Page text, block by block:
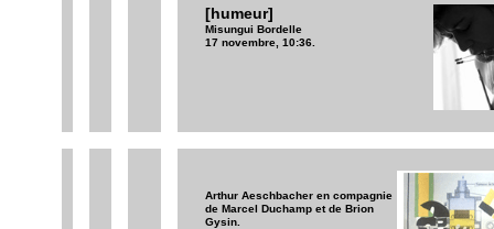
[humeur]
Misungui Bordelle
17 novembre, 10:36.
Arthur Aeschbacher en compagnie
de Marcel Duchamp et de Brion
Gysin.